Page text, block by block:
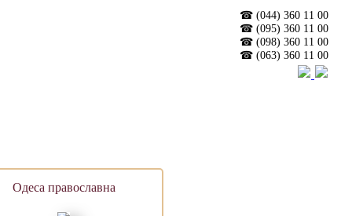
☎ (044) 360 11 00
☎ (095) 360 11 00
☎ (098) 360 11 00
☎ (063) 360 11 00
Одеса православна